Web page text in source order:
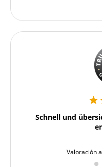
Schnell und
Valoración